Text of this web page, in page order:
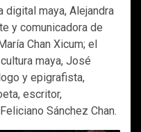
maya, Alejandra
y comunicadora de
Chan Xicum; el
maya, José
y epigrafista,
escritor,
Sánchez Chan.